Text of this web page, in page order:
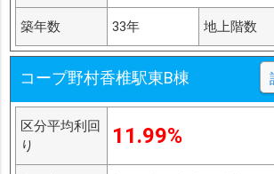
築年数 33年 地上階数
コープ野村香椎駅東B棟
区分平均利回
り
11.99%